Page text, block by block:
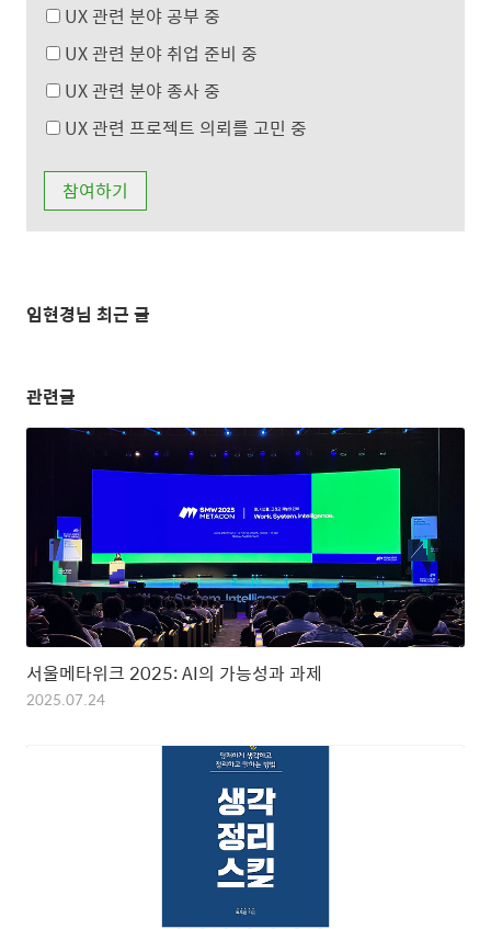
UX 관련 분야 공부 중
UX 관련 분야 취업 준비 중
UX 관련 분야 종사 중
UX 관련 프로젝트 의뢰를 고민 중
임현경님 최근 글
관련글
서울메타위크 2025: AI의 가능성과 과제
2025.07.24